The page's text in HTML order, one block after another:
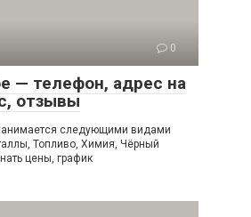
0
— телефон, адрес на
отзывы
следующими видами
Топливо, Химия, Чёрный
цены, график